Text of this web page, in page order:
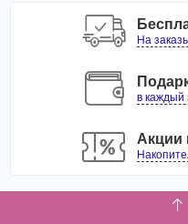
На
в каждый
Акции